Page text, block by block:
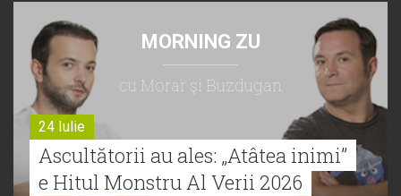
MORNING ZU
cu Morar şi Buzdugan
24 Iulie
Ascultătorii au ales: „Atâtea inimi”
e Hitul Monstru Al Verii 2026